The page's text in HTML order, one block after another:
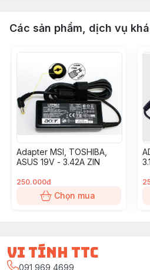
Các sản phẩm, dịch vụ
Adapter MSI, TOSHIBA,
ASUS 19V - 3.42A ZIN
250.000đ
Chọn mua
vi tính ttc
091 969 4699